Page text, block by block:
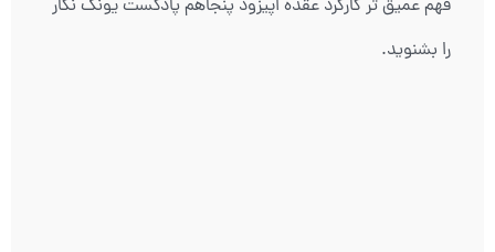
فهم عمیق تر کارکرد عقده اپیزود پنجاهم پادکست یونگ نگار
را بشنوید.